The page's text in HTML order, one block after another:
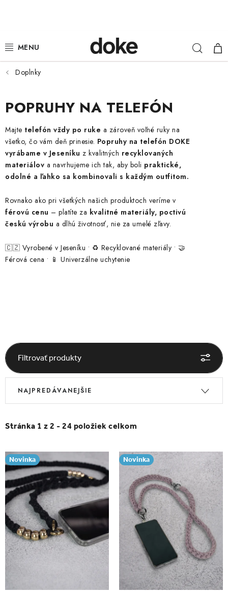
ŽENY
MUŽI
DOPLNKY
LOUNGE WEAR
ČIAPKY
ČELENKY
NÁKRČNÍKY A ŠÁLY
DOPREDAJ ŠIAT
PRIHLÁSENIE
Doplnky
POPRUHY NA TELEFÓN
Majte telefón vždy po ruke a zároveň voľné ruky na
všetko, čo vám deň prinesie. Popruhy na telefón DOKE
vyrábame v Jeseníku z kvalitných recyklovaných
materiálov a navrhujeme ich tak, aby boli praktické,
odolné a ľahko sa kombinovali s každým outfitom.
Rovnako ako pri všetkých našich produktoch veríme v
férovú cenu – platíte za kvalitné materiály, poctivú
českú výrobu a dlhú životnosť, nie za umelé zľavy.
🇨🇿 Vyrobené v Jeseníku • ♻️ Recyklované materiály • 🤝
Férová cena • 📱 Univerzálne uchytenie
Filtrovať produkty
i
p
r
o
d
u
k
t
o
Stránka 1 z 2 - 24 položiek celkom
e
i
e
p
r
o
d
u
k
NAJPREDÁVANEJŠIE
Novinka Novinka